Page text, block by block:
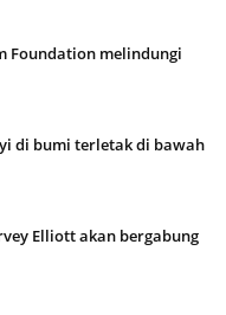
Foundation melindungi
di bumi terletak di bawah
Elliott akan bergabung